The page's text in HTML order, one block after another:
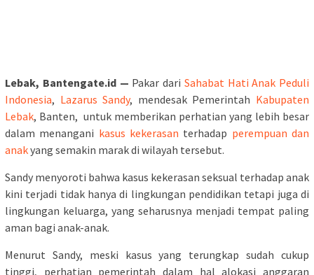
Lebak, Bantengate.id — Pakar dari Sahabat Hati Anak Peduli
Indonesia, Lazarus Sandy, mendesak Pemerintah Kabupaten
Lebak, Banten, untuk memberikan perhatian yang lebih besar
dalam menangani kasus kekerasan terhadap perempuan dan
anakyang semakin marak di wilayah tersebut.
Sandy menyoroti bahwa kasus kekerasan seksual terhadap anak
kini terjadi tidak hanya di lingkungan pendidikan tetapi juga di
lingkungan keluarga, yang seharusnya menjadi tempat paling
aman bagi anak-anak.
Menurut Sandy, meski kasus yang terungkap sudah cukup
tinggi, perhatian pemerintah dalam hal alokasi anggaran